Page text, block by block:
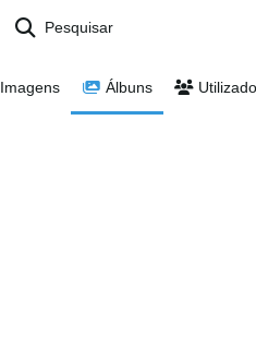
Pesquisar
Imagens Álbuns